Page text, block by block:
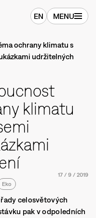
EN MENU
klimatu
17 / 9 / 2019
Eko
celosvětových
pak v odpoledních